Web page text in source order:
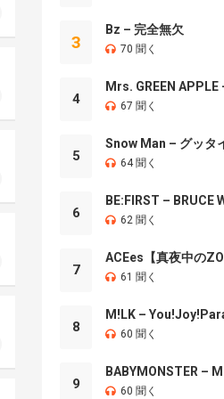
3
Bz – 完全無欠
70 聞く
4 67 聞く
5
Snow Man – グッタ
64 聞く
6 62 聞く
7 61 聞く
8 60 聞く
9 60 聞く